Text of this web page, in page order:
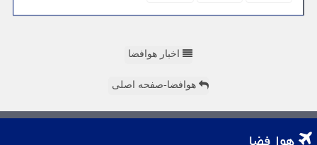
اخبار هوافضا
هوافضا-صفحه اصلی